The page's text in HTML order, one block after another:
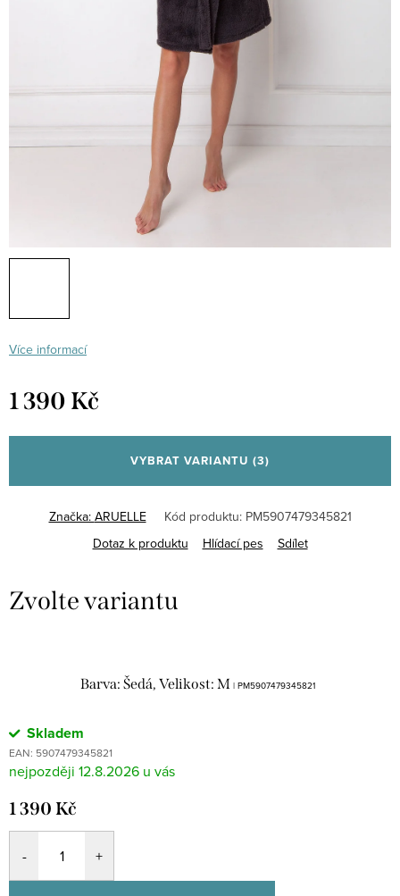
Více informací
1 390 Kč
cena:
VYBRAT VARIANTU (3)
Značka: ARUELLE Kód produktu: PM5907479345821
Dotaz k produktu
Hlídací pes Sdílet
Barva: Šedá, Velikost: M | PM5907479345821
Skladem
EAN: 5907479345821
12.8.2026
1 390 Kč